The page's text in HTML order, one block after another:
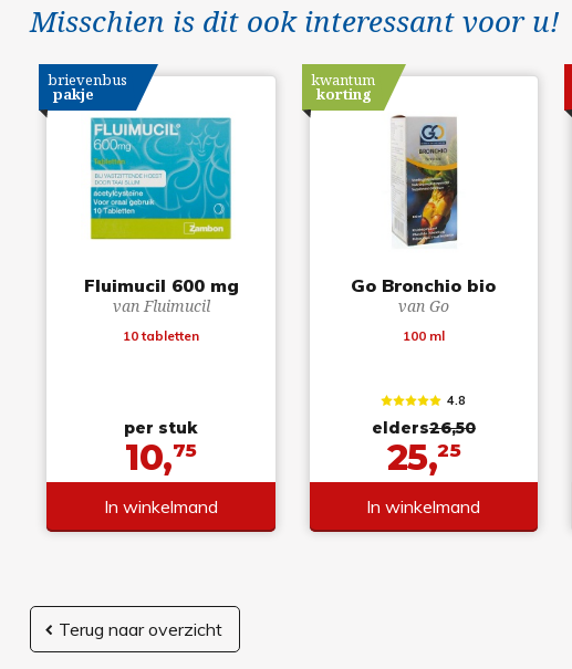
Misschien is dit ook interessant voor u!
Fluimucil 600 mg
van Fluimucil
10 tabletten
brievenbus
pakje
per stuk
10,75
In winkelmand
Go Bronchio bio
van Go
100 ml
kwantum
korting
4.8
elders26,50
25,25
In winkelmand
Terug naar overzicht